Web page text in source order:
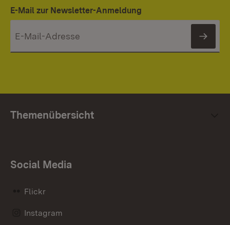
E-Mail zur Newsletter-Anmeldung
Themenübersicht
Social Media
Flickr
Instagram